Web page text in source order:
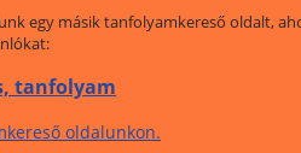
egy másik tanfolyamkereső oldalt,
tanfolyam
oldalunkon.